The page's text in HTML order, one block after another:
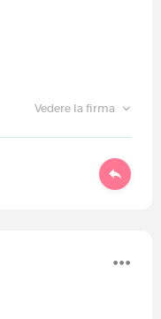
Vedere la firma